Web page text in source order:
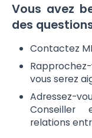
Vous avez
des
Contactez
vous serez
Adressez-
Conseiller
relations